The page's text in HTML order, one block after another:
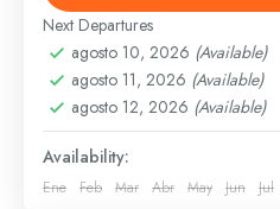
Next Departures
agosto 10, 2026 (Available)
agosto 11, 2026 (Available)
agosto 12, 2026 (Available)
Availability:
Ene Feb Mar Abr May Jun Jul